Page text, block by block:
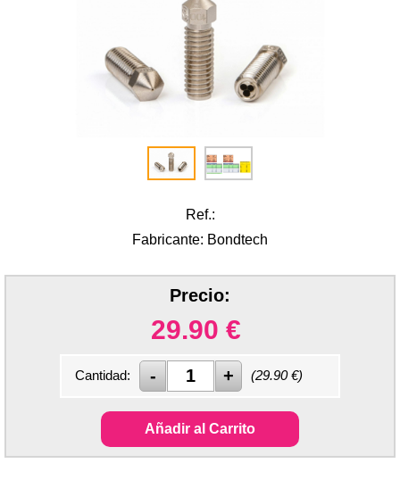
Ref.:
Fabricante: Bondtech
Precio:
29.90 €
Cantidad: (29.90€)
Añadir al Carrito